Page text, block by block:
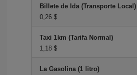
Billete de Ida (Transporte Local)
0,26 $
Taxi 1km (Tarifa Normal)
1,18 $
La Gasolina (1 litro)